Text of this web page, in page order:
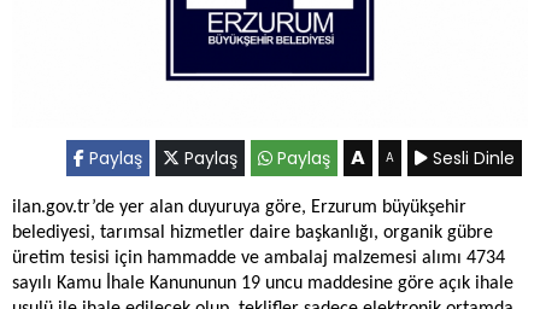
Paylaş Paylaş Paylaş A A Sesli Dinle
ilan.gov.tr’de yer alan duyuruya göre, Erzurum büyükşehir
belediyesi, tarımsal hizmetler daire başkanlığı, organik gübre
üretim tesisi için hammadde ve ambalaj malzemesi alımı 4734
sayılı Kamu İhale Kanununun 19 uncu maddesine göre açık ihale